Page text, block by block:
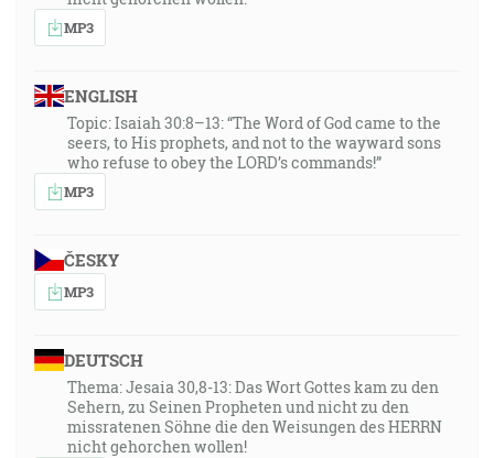
MP3
ENGLISH
Topic: Isaiah 30:8–13: “The Word of God came to the
seers, to His prophets, and not to the wayward sons
who refuse to obey the LORD’s commands!”
MP3
ČESKY
MP3
DEUTSCH
Thema: Jesaia 30,8-13: Das Wort Gottes kam zu den
Sehern, zu Seinen Propheten und nicht zu den
missratenen Söhne die den Weisungen des HERRN
nicht gehorchen wollen!